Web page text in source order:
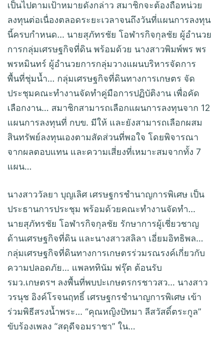
เป็นไปตามเป้าหมายดังกล่าว สมาชิกจะต้องถือหน่วย
ลงทุนต่อเนื่องตลอดระยะเวลาจนถึงวันที่แผนการลงทุน
นี้ครบกำหนด… นายสุภัทรชัย โอฬารกิจกุลชัย ผู้อำนวย
การกลุ่มเศรษฐกิจที่ดิน พร้อมด้วย นางสาวพิมพ์พร พร
พรหมินทร์ ผู้อำนวยการกลุ่มวางแผนบริหารจัดการ
พื้นที่ชุ่มน้ำ… กลุ่มเศรษฐกิจที่ดินทางการเกษตร จัด
ประชุมคณะทำงานจัดทำคู่มือการปฏิบัติงาน เพื่อคัด
เลือกงาน… สมาชิกสามารถเลือกแผนการลงทุนจาก 12
แผนการลงทุนที่ กบข. มีให้ และยังสามารถเลือกผสม
สินทรัพย์ลงทุนเองตามสัดส่วนที่พอใจ โดยพิจารณา
จากผลตอบแทน และความเสี่ยงที่เหมาะสมจากทั้ง 7
แผน…
นางสาววัลยา บุญเลิศ เศรษฐกรชำนาญการพิเศษ เป็น
ประธานการประชุม พร้อมด้วยคณะทำงานจัดทำ…
นายสุภัทรชัย โอฬารกิจกุลชัย รักษาการผู้เชี่ยวชาญ
ด้านเศรษฐกิจที่ดิน และนางสาวสลิลา เอี่ยมอิทธิพล…
กลุ่มเศรษฐกิจที่ดินทางการเกษตรร่วมรณรงค์เกี่ยวกับ
ความปลอดภัย… แพลททินัม ฟรุ๊ต ต้อนรับ
รมว.เกษตรฯ ลงพื้นที่พบปะเกษตรกรชาวสว… นางสาว
วรนุช อิงค์โรจนฤทธิ์ เศรษฐกรชำนาญการพิเศษ เข้า
ร่วมพิธีสรงน้ำพระ… “คุณหญิงปัทมา ลีสวัสดิ์ตระกูล”
ขับร้องเพลง “สดุดีจอมราชา” ใน…